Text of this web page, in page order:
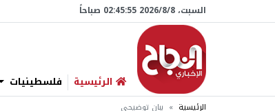
السبت، 8/‏8/‏2026 02:45:55 صباحاً
الرئيسية فلسطينيات
الرئيسية ببان توضيحي